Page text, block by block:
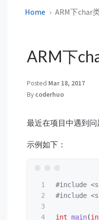
Home ARM下char
ARM下
Posted Mar 18, 2017
By coderhuo
最近在项目中遇到
示例如下：
1
2
3
4
#include
#include
int main(